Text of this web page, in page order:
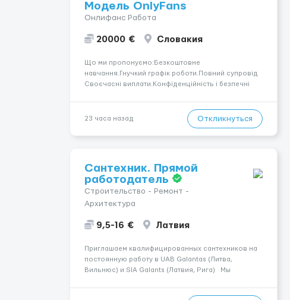
Модель OnlyFans
Онлифанс Работа
20000 € Словакия
Що ми пропонуємо:Безкоштовне
навчання.Гнучкий графік роботи.Повний супровід
Своєчасні виплати.Конфіденційність і безпечні
розвиватися.Досвід не обов’язковий.Якщо вас
зацікавила вакансія — залишайте відгук, і ми
зв’яжемося ...
23 часа назад Откликнуться
Сантехник. Прямой
работодатель
Строительство - Ремонт -
Архитектура
9,5-16 € Латвия
Приглашаем квалифицированных сантехников на
постоянную работу в UAB Galantas (Литва,
Вильнюс) и SIA Galants (Латвия, Рига) Мы